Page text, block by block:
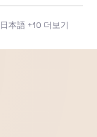
日本語 +10 더보기